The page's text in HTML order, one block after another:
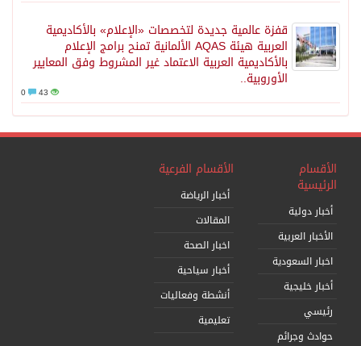
قفزة عالمية جديدة لتخصصات «الإعلام» بالأكاديمية
العربية هيئة AQAS الألمانية تمنح برامج الإعلام
بالأكاديمية العربية الاعتماد غير المشروط وفق المعايير
الأوروبية..
43
الأقسام
الرئيسية
أخبار دولية
الأخبار العربية
اخبار السعودية
أخبار خليجية
رئيسي
حوادث وجرائم
الأقسام الفرعية
أخبار الرياضة
المقالات
اخبار الصحة
أخبار سياحية
أنشطة وفعاليات
تعليمية